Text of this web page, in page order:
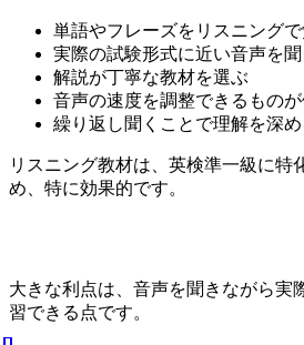
単語やフレーズをリスニングで
実際の試験形式に近い音声を聞
解説が丁寧な教材を選ぶ
音声の速度を調整できるものが
繰り返し聞くことで理解を深め
リスニング教材は、英検準一級に特
め、特に効果的です。
大きな利点は、音声を聞きながら実
習できる点です。